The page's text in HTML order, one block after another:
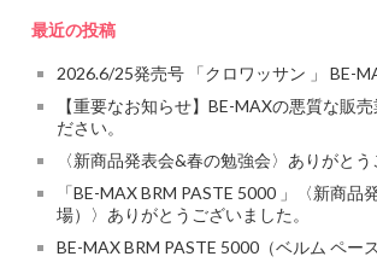
最近の投稿
2026.6/25発売号 「クロワッサン 」 BE-
【重要なお知らせ】BE-MAXの悪質な販
ださい。
〈新商品発表会&春の勉強会〉ありがとう
「BE-MAX BRM PASTE 5000 」〈新商品
場）〉ありがとうございました。
BE-MAX BRM PASTE 5000（ベルム ペー